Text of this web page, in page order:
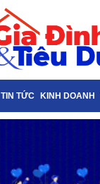
TIN TỨC KINH DOANH